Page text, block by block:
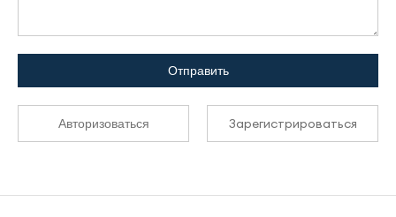
Отправить
Авторизоваться Зарегистрироваться